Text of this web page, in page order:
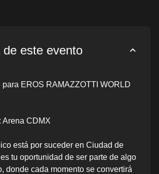
de este evento
para EROS RAMAZZOTTI WORLD
Arena CDMX
está por suceder en Ciudad de
tu oportunidad de ser parte de algo
donde cada momento se convertirá